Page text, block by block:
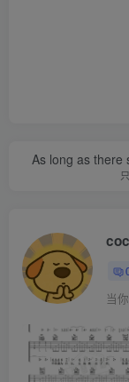
As long as there